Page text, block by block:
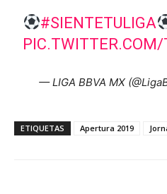
#SIENTETULIGA
— LIGA BBVA MX
ETIQUETAS Apertura 2019